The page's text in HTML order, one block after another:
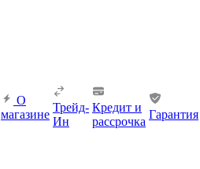
О
магазине
Трейд-
Ин
Кредит и
рассрочка
Гарантия